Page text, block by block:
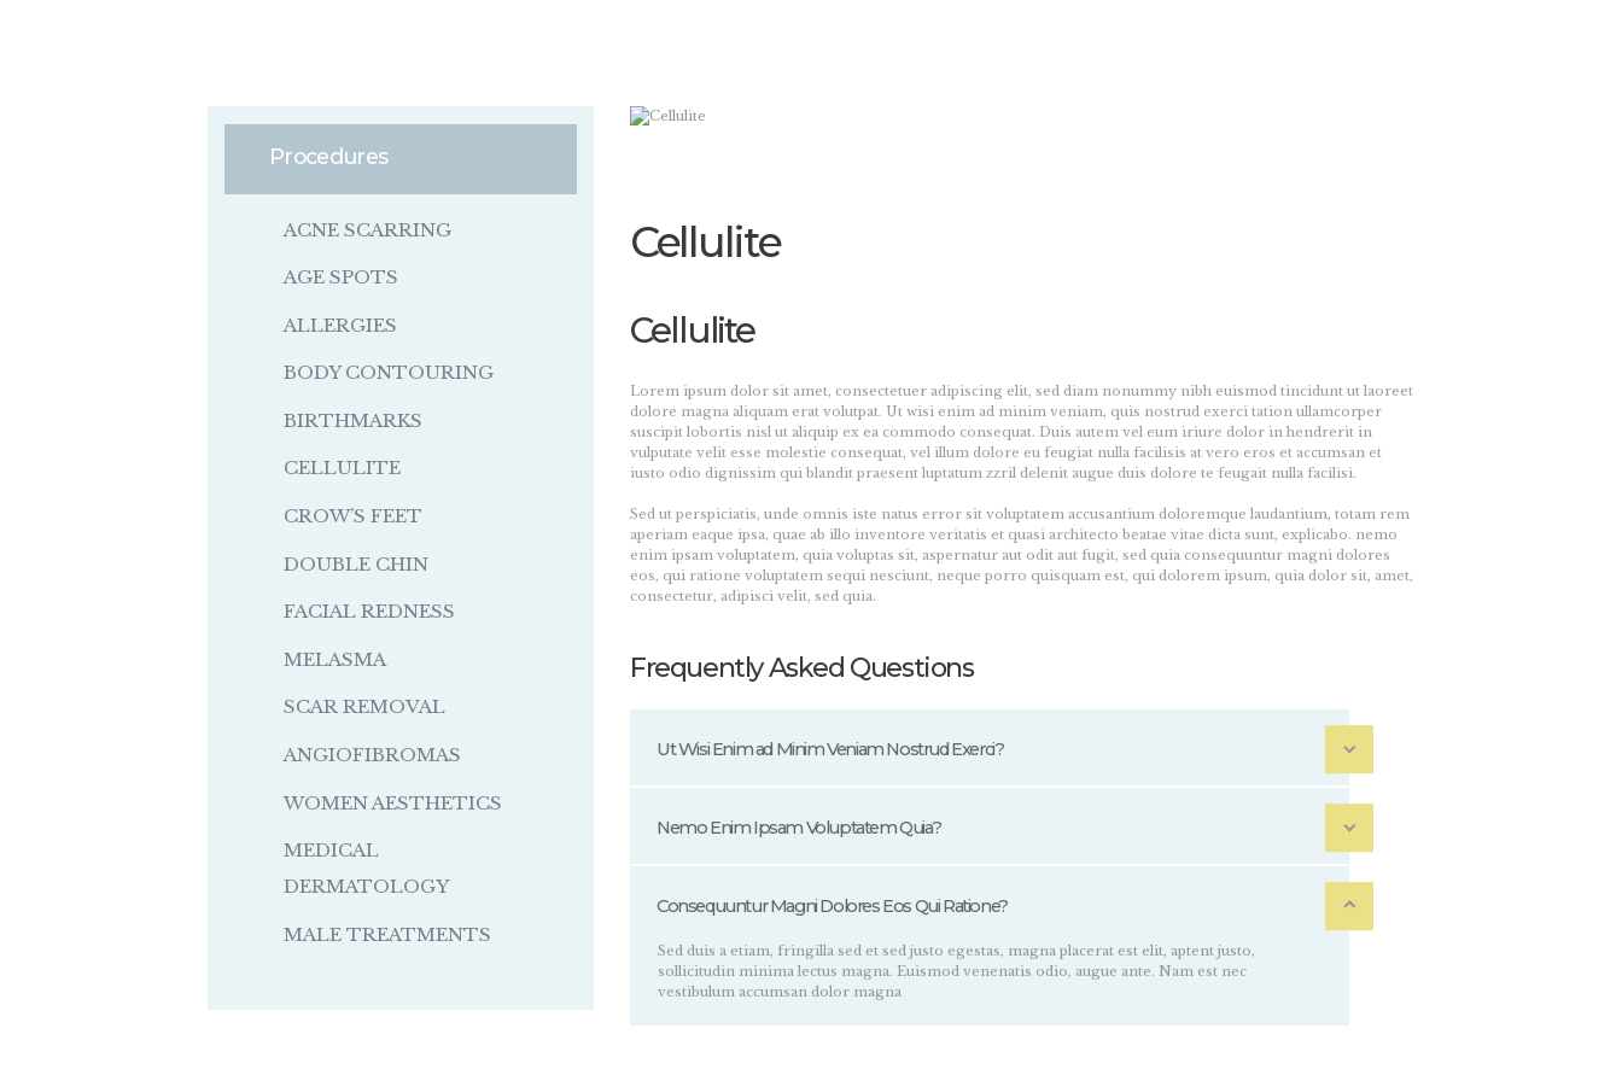
NOSOTROS
Cellulite
Cellulite
Lorem ipsum dolor sit amet, consectetuer adipiscing elit, sed diam nonummy nibh euismod tincidunt ut laoreet
dolore magna aliquam erat volutpat. Ut wisi enim ad minim veniam, quis nostrud exerci tation ullamcorper
suscipit lobortis nisl ut aliquip ex ea commodo consequat. Duis autem vel eum iriure dolor in hendrerit in
vulputate velit esse molestie consequat, vel illum dolore eu feugiat nulla facilisis at vero eros et accumsan et
iusto odio dignissim qui blandit praesent luptatum zzril delenit augue duis dolore te feugait nulla facilisi.
Sed ut perspiciatis, unde omnis iste natus error sit voluptatem accusantium doloremque laudantium, totam rem
aperiam eaque ipsa, quae ab illo inventore veritatis et quasi architecto beatae vitae dicta sunt, explicabo. nemo
enim ipsam voluptatem, quia voluptas sit, aspernatur aut odit aut fugit, sed quia consequuntur magni dolores
eos, qui ratione voluptatem sequi nesciunt, neque porro quisquam est, qui dolorem ipsum, quia dolor sit, amet,
consectetur, adipisci velit, sed quia.
Frequently Asked Questions
Ut Wisi Enim ad Minim Veniam Nostrud Exerci?
Nemo Enim Ipsam Voluptatem Quia?
Consequuntur Magni Dolores Eos Qui Ratione?
Sed duis a etiam, fringilla sed et sed justo egestas, magna placerat est elit, aptent justo,
sollicitudin minima lectus magna. Euismod venenatis odio, augue ante. Nam est nec
vestibulum accumsan dolor magna
Procedures
ACNE SCARRING
AGE SPOTS
ALLERGIES
BODY CONTOURING
BIRTHMARKS
CELLULITE
CROW’S FEET
DOUBLE CHIN
FACIAL REDNESS
MELASMA
SCAR REMOVAL
ANGIOFIBROMAS
WOMEN AESTHETICS
MEDICAL
DERMATOLOGY
MALE TREATMENTS